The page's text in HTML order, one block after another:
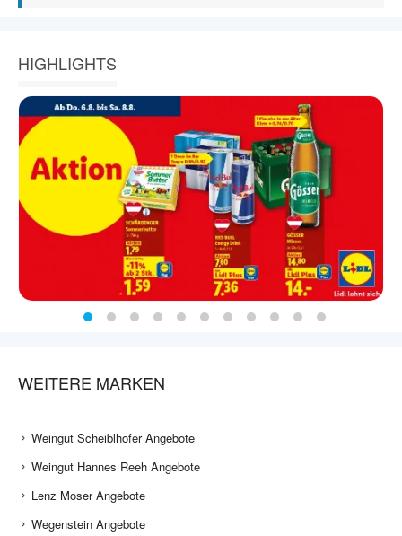
HIGHLIGHTS
WEITERE MARKEN
Weingut Scheiblhofer Angebote
Weingut Hannes Reeh Angebote
Lenz Moser Angebote
Wegenstein Angebote